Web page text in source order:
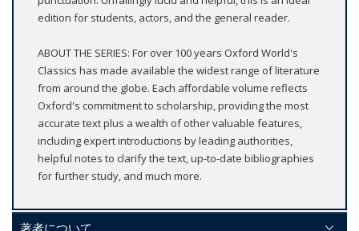
edition for students, actors, and the general reader.
ABOUT THE SERIES: For over 100 years Oxford World's
Classics has made available the widest range of literature
from around the globe. Each affordable volume reflects
Oxford's commitment to scholarship, providing the most
accurate text plus a wealth of other valuable features,
including expert introductions by leading authorities,
helpful notes to clarify the text, up-to-date bibliographies
for further study, and much more.
著者について